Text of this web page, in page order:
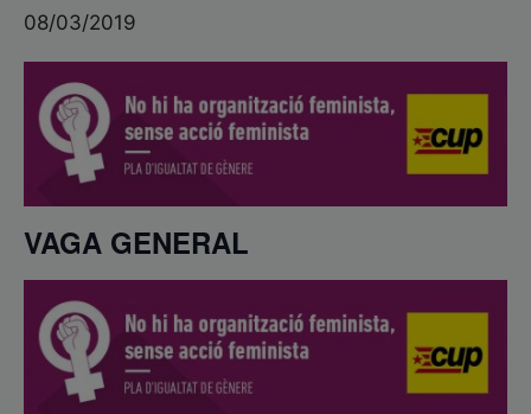
08/03/2019
VAGA GENERAL